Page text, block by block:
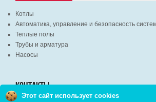
Котлы
Автоматика, управление и безопасность
Теплые полы
Трубы и арматура
Насосы
КОНТАКТЫ
Этот сайт использует cookies